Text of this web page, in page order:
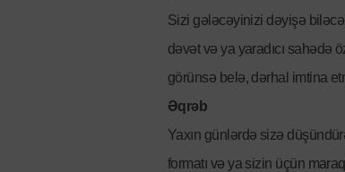
Sizi gələcəyinizi dəyişə
dəvət və ya yaradıcı sahədə
görünsə belə, dərhal imtina
Əqrəb
Yaxın günlərdə sizə
formatı və ya sizin üçün